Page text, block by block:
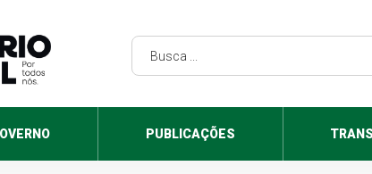
PUBLICAÇÕES